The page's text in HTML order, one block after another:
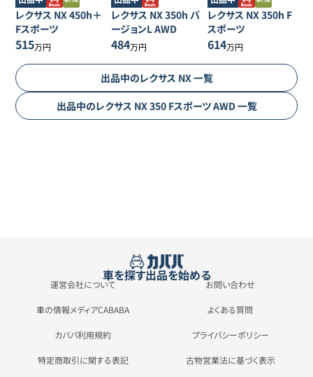
レクサス NX450h＋
Fスポーツ
515万円
レクサス NX350h バ
ージョンL AWD
484万円
レクサス NX350h F
スポーツ
614万円
出品中のレクサス NX一覧
出品中のレクサス NX350 Fスポーツ AWD一覧
車を探す出品を始める
運営会社について お問い合わせ
車の情報メディアCABABA よくある質問
カババ利用規約 プライバシーポリシー
特定商取引に関する表記 古物営業法に基づく表示